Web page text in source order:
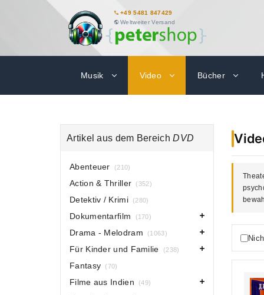
+49 5481 847429
Weltweiter Versand
Musik Video Bücher
Artikel aus dem BereichDVD
Abenteuer (210)
Action & Thriller (352)
Detektiv / Krimi (280)
Dokumentarfilm (170)
Drama - Melodram (1063)
Für Kinder und Familie (238)
Fantasy (70)
Filme aus Indien (49)